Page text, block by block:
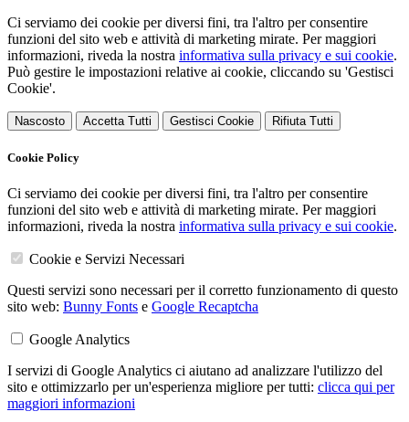
Ci serviamo dei cookie per diversi fini, tra l'altro per consentire
funzioni del sito web e attività di marketing mirate. Per maggiori
informazioni, riveda la nostra informativa sulla privacy e sui cookie.
Può gestire le impostazioni relative ai cookie, cliccando su 'Gestisci
Cookie'.
Nascosto Accetta Tutti Gestisci Cookie Rifiuta Tutti
Cookie Policy
Ci serviamo dei cookie per diversi fini, tra l'altro per consentire
funzioni del sito web e attività di marketing mirate. Per maggiori
informazioni, riveda la nostra informativa sulla privacy e sui cookie.
Cookie e Servizi Necessari
Questi servizi sono necessari per il corretto funzionamento di questo
sito web: Bunny Fonts e Google Recaptcha
Google Analytics
I servizi di Google Analytics ci aiutano ad analizzare l'utilizzo del
sito e ottimizzarlo per un'esperienza migliore per tutti: clicca qui per
maggiori informazioni